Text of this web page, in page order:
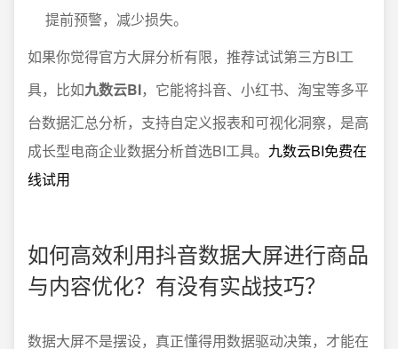
提前预警，减少损失。
如果你觉得官方大屏分析有限，推荐试试第三方BI工
具，比如九数云BI，它能将抖音、小红书、淘宝等多平
台数据汇总分析，支持自定义报表和可视化洞察，是高
成长型电商企业数据分析首选BI工具。 九数云BI免费在
线试用
如何高效利用抖音数据大屏进行商品
与内容优化？有没有实战技巧？
数据大屏不是摆设，真正懂得用数据驱动决策，才能在